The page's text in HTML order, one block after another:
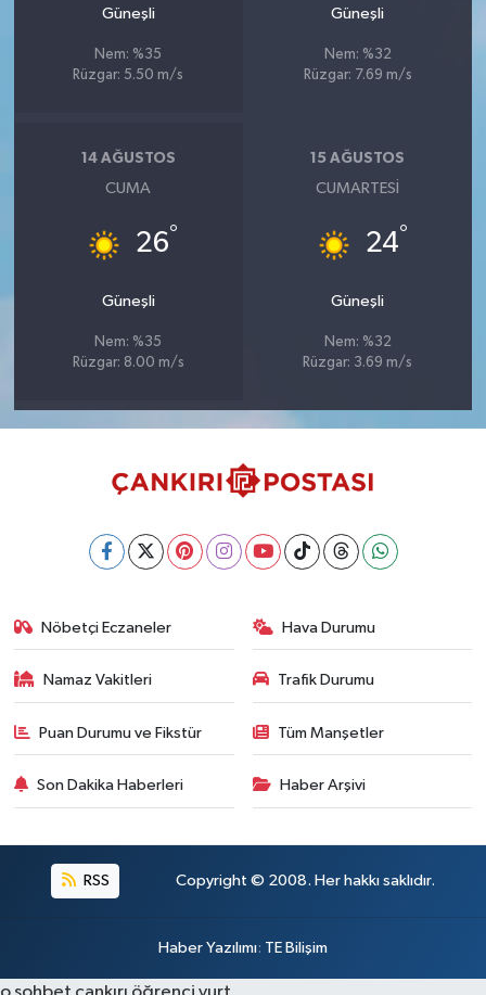
Güneşli
Nem: %35
Rüzgar: 5.50 m/s
Güneşli
Nem: %32
Rüzgar: 7.69 m/s
14 AĞUSTOS
CUMA
26°
Güneşli
Nem: %35
Rüzgar: 8.00 m/s
15 AĞUSTOS
CUMARTESI
24°
Güneşli
Nem: %32
Rüzgar: 3.69 m/s
Nöbetçi Eczaneler Hava Durumu
Namaz Vakitleri Trafik Durumu
Puan Durumu ve Fikstür Tüm Manşetler
Son Dakika Haberleri Haber Arşivi
RSS Copyright © 2008. Her hakkı saklıdır.
Haber Yazılımı: TE Bilişim